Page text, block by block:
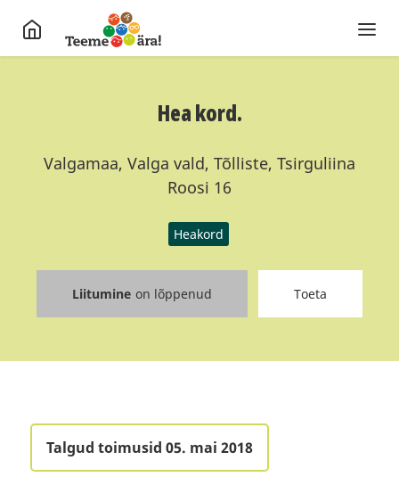
Hea kord.
Valgamaa, Valga vald, Tõlliste, Tsirguliina
Roosi 16
Heakord
Liitumine on lõppenud Toeta
Talgud toimusid 05. mai 2018